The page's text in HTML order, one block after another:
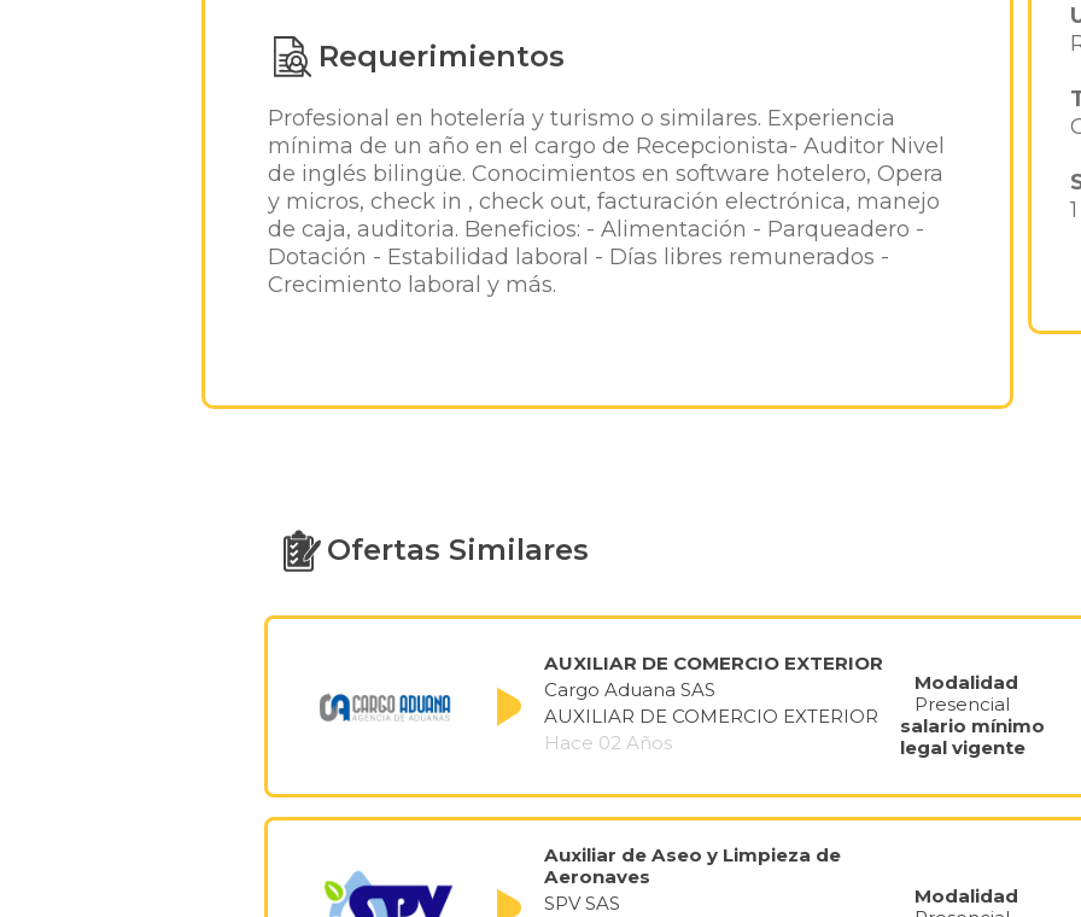
Requerimientos
Profesional en hotelería y turismo o similares. Experiencia
mínima de un año en el cargo de Recepcionista- Auditor Nivel
de inglés bilingüe. Conocimientos en software hotelero, Opera
y micros, check in , check out, facturación electrónica, manejo
de caja, auditoria. Beneficios: - Alimentación - Parqueadero -
Dotación - Estabilidad laboral - Días libres remunerados -
Crecimiento laboral y más.
Ofertas Similares
AUXILIAR DE COMERCIO EXTERIOR
Cargo Aduana SAS
AUXILIAR DE COMERCIO EXTERIOR
Hace 02 Años
Modalidad
Presencial
salario mínimo
legal vigente
Auxiliar de Aseo y Limpieza de
Aeronaves
SPV SAS
Modalidad